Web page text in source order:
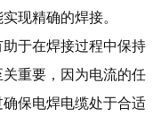
现精确的焊接。
于在焊接过程中保持
重要，因为电流的任
保电焊电缆处于合适